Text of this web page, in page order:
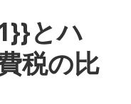
とハ
税の比